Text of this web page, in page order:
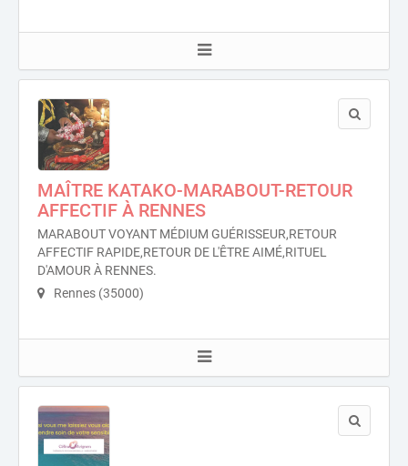
MAÎTRE KATAKO-MARABOUT-RETOUR
AFFECTIF À RENNES
MARABOUT VOYANT MÉDIUM GUÉRISSEUR,RETOUR
AFFECTIF RAPIDE,RETOUR DE L'ÊTRE AIMÉ,RITUEL
D'AMOUR À RENNES.
Rennes (35000)